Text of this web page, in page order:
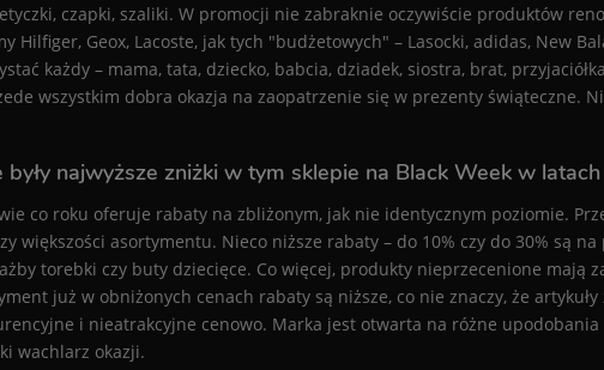
czapki, szaliki. W promocji nie zabraknie oczywiście produktów
Hilfiger, Geox, Lacoste, jak tych "budżetowych" – Lasocki, adidas, New
każdy – mama, tata, dziecko, babcia, dziadek, siostra, brat,
wszystkim dobra okazja na zaopatrzenie się w prezenty świąteczne.
były najwyższe zniżki w tym sklepie na Black Week w latach
co roku oferuje rabaty na zbliżonym, jak nie identycznym poziomie.
większości asortymentu. Nieco niższe rabaty – do 10% czy do 30% są
torebki czy buty dziecięce. Co więcej, produkty nieprzecenione mają
już w obniżonych cenach rabaty są niższe, co nie znaczy, że
i nieatrakcyjne cenowo. Marka jest otwarta na różne
wachlarz okazji.